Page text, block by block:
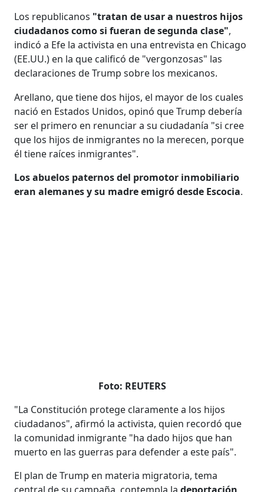
Los republicanos "tratan de usar a nuestros hijos
ciudadanos como si fueran de segunda clase",
indicó a Efe la activista en una entrevista en Chicago
(EE.UU.) en la que calificó de "vergonzosas" las
declaraciones de Trump sobre los mexicanos.
Arellano, que tiene dos hijos, el mayor de los cuales
nació en Estados Unidos, opinó que Trump debería
ser el primero en renunciar a su ciudadanía "si cree
que los hijos de inmigrantes no la merecen, porque
él tiene raíces inmigrantes".
Los abuelos paternos del promotor inmobiliario
eran alemanes y su madre emigró desde Escocia.
Foto: REUTERS
"La Constitución protege claramente a los hijos
ciudadanos", afirmó la activista, quien recordó que
la comunidad inmigrante "ha dado hijos que han
muerto en las guerras para defender a este país".
El plan de Trump en materia migratoria, tema